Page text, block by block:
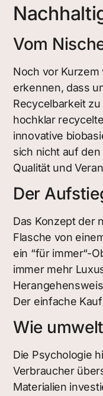
Vom
Noch vor
erkennen, dass
Recycelbarkeit
hochklar
innovative
sich nicht auf
Qualität und
Der
Das Konzept der
Flasche von
ein “für immer“-
immer mehr
Der einfache
Wie
Die Psychologie
Verbraucher
Materialien